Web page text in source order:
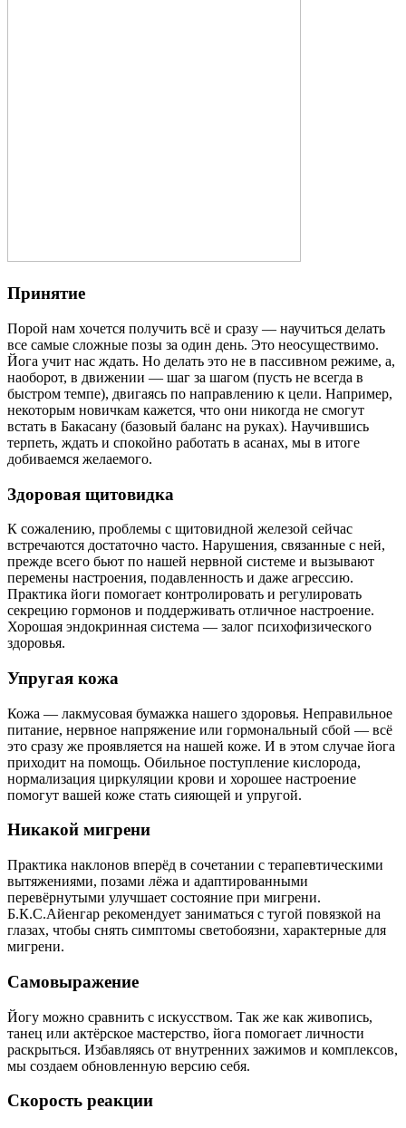
Принятие
Порой нам хочется получить всё и сразу — научиться делать
все самые сложные позы за один день. Это неосуществимо.
Йога учит нас ждать. Но делать это не в пассивном режиме, а,
наоборот, в движении — шаг за шагом (пусть не всегда в
быстром темпе), двигаясь по направлению к цели. Например,
некоторым новичкам кажется, что они никогда не смогут
встать в Бакасану (базовый баланс на руках). Научившись
терпеть, ждать и спокойно работать в асанах, мы в итоге
добиваемся желаемого.
Здоровая щитовидка
К сожалению, проблемы с щитовидной железой сейчас
встречаются достаточно часто. Нарушения, связанные с ней,
прежде всего бьют по нашей нервной системе и вызывают
перемены настроения, подавленность и даже агрессию.
Практика йоги помогает контролировать и регулировать
секрецию гормонов и поддерживать отличное настроение.
Хорошая эндокринная система — залог психофизического
здоровья.
Упругая кожа
Кожа — лакмусовая бумажка нашего здоровья. Неправильное
питание, нервное напряжение или гормональный сбой — всё
это сразу же проявляется на нашей коже. И в этом случае йога
приходит на помощь. Обильное поступление кислорода,
нормализация циркуляции крови и хорошее настроение
помогут вашей коже стать сияющей и упругой.
Никакой мигрени
Практика наклонов вперёд в сочетании с терапевтическими
вытяжениями, позами лёжа и адаптированными
перевёрнутыми улучшает состояние при мигрени.
Б.К.С.Айенгар рекомендует заниматься с тугой повязкой на
глазах, чтобы снять симптомы светобоязни, характерные для
мигрени.
Самовыражение
Йогу можно сравнить с искусством. Так же как живопись,
танец или актёрское мастерство, йога помогает личности
раскрыться. Избавляясь от внутренних зажимов и комплексов,
мы создаем обновленную версию себя.
Скорость реакции